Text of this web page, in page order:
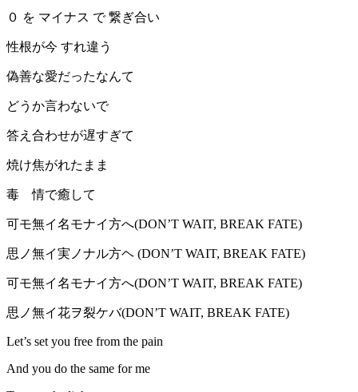
０ を マイナス で 繋ぎ合い
性根が今 すれ違う
偽善な愛だったなんて
どうか言わないで
答え合わせが遅すぎて
焼け焦がれたまま
毒 情で癒して
可モ無イ名モナイ方へ(DON’T WAIT, BREAK FATE)
思ノ無イ実ノナル方ヘ (DON’T WAIT, BREAK FATE)
可モ無イ名モナイ方へ(DON’T WAIT, BREAK FATE)
思ノ無イ花ヲ裂ケバ(DON’T WAIT, BREAK FATE)
Let’s set you free from the pain
And you do the same for me